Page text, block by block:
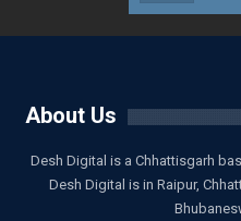
About Us
Desh Digital is a Chhattisgarh
Desh Digital is in Raipur,